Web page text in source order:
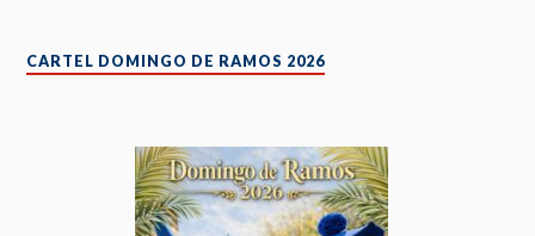
CARTEL DOMINGO DE RAMOS 2026